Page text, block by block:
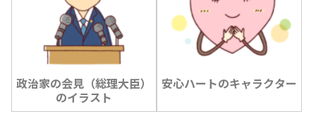
政治家の会見（総理大臣）
のイラスト
安心ハートのキャラクター